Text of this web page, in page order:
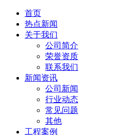
首页
热点新闻
关于我们
公司简介
荣誉资质
联系我们
新闻资讯
公司新闻
行业动态
常见问题
其他
工程案例